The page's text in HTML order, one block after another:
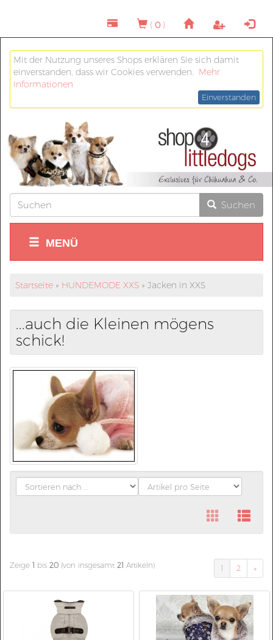
( 0 )
Mit der Nutzung unseres Shops erklären Sie sich damit
einverstanden, dass wir Cookies verwenden. Mehr
Informationen
Einverstanden
Suchen
MENÜ
Startseite » HUNDEMODE XXS » Jacken in XXS
...auch die Kleinen mögens
schick!
Zeige 1 bis 20 (von insgesamt 21 Artikeln) 1 2 »